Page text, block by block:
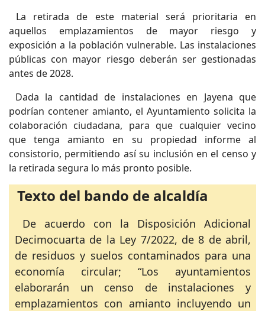
La retirada de este material será prioritaria en
aquellos emplazamientos de mayor riesgo y
exposición a la población vulnerable. Las instalaciones
públicas con mayor riesgo deberán ser gestionadas
antes de 2028.
Dada la cantidad de instalaciones en Jayena que
podrían contener amianto, el Ayuntamiento solicita la
colaboración ciudadana, para que cualquier vecino
que tenga amianto en su propiedad informe al
consistorio, permitiendo así su inclusión en el censo y
la retirada segura lo más pronto posible.
Texto del bando de alcaldía
De acuerdo con la Disposición Adicional
Decimocuarta de la Ley 7/2022, de 8 de abril,
de residuos y suelos contaminados para una
economía circular; “Los ayuntamientos
elaborarán un censo de instalaciones y
emplazamientos con amianto incluyendo un